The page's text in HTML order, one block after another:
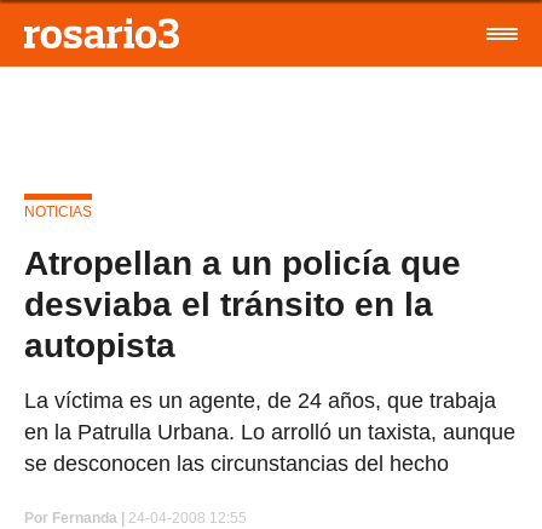
NOTICIAS
Atropellan a un policía que
desviaba el tránsito en la
autopista
La víctima es un agente, de 24 años, que trabaja
en la Patrulla Urbana. Lo arrolló un taxista, aunque
se desconocen las circunstancias del hecho
Por Fernanda | 24-04-2008 12:55